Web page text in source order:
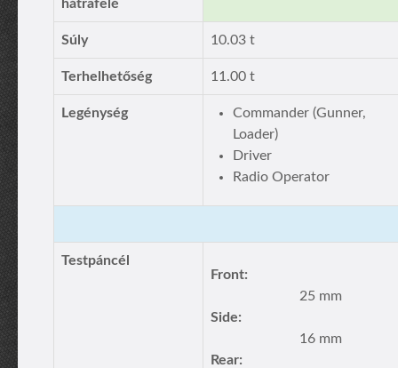
hátrafelé
Súly 10.03 t
Terhelhetőség 11.00 t
Legénység
Commander (Gunner,
Loader)
Driver
Radio Operator
Testpáncél
Front:
25 mm
Side:
16 mm
Rear: